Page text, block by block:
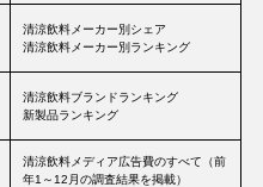
清涼飲料メーカー別シェア
清涼飲料メーカー別ランキング
清涼飲料ブランドランキング
新製品ランキング
清涼飲料メディア広告費のすべて（前
年1～12月の調査結果を掲載）